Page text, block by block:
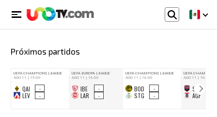
Próximos partidos